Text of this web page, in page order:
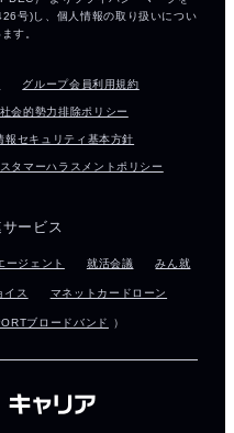
グループ会員利用規約
会的勢力排除ポリシー
報セキュリティ基本方針
タマーハラスメントポリシー